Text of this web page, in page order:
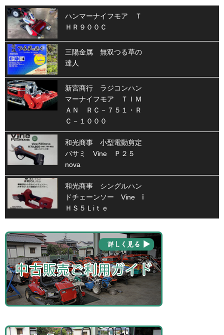
ハンマーナイフモア Ｔ
ＨＲ９００Ｃ
三陽金属 無双つる草の
達人
新宮商行 ラジコンハン
マーナイフモア ＴＩＭ
ＡＮ ＲＣ－７５１・Ｒ
Ｃ－１０００
和光商事 小型電動剪定
バサミ Vine Ｐ２５
nova
和光商事 シングルハン
ドチェーンソー Vine ⅰ
ＨＳ５Ｌiｔｅ